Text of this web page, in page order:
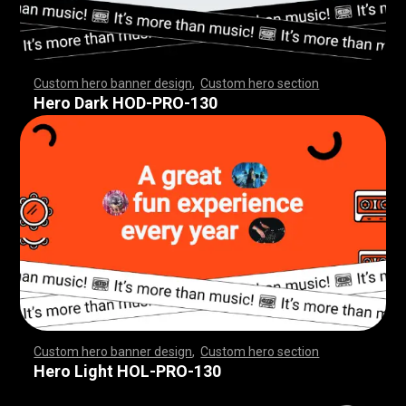
Custom hero banner design ,Custom hero section
,,,,,,,,,,,,,,,,,,,,,,,,,,,,,, ,,,,,,,,,,,,,,,,,,,,,,,
,,,,,,,,,,,,,,,,,,,,,,,,,,,,,, ,,,,,,,,,,,,,,,,,,,,,,
Hero Dark HOD-PRO-130
Custom hero banner design ,Custom hero section
,,,,,,,,,,,,,,,,,,,,,,,,,,,,,, ,,,,,,,,,,,,,,,,,,,,,,,
,,,,,,,,,,,,,,,,,,,,,,,,,,,,,, ,,,,,,,,,,,,,,,,,,,,,,
Hero Light HOL-PRO-130